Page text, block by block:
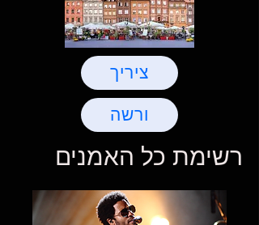
ציריך
ורשה
רשימת כל האמנים